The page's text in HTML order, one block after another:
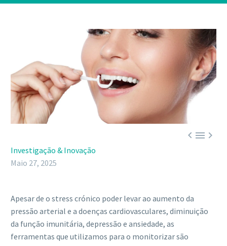

Investigação & Inovação
Maio 27, 2025
Apesar de o stress crónico poder levar ao aumento da
pressão arterial e a doenças cardiovasculares, diminuição
da função imunitária, depressão e ansiedade, as
ferramentas que utilizamos para o monitorizar são